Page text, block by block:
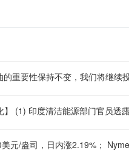
重要性保持不变，我们将继续